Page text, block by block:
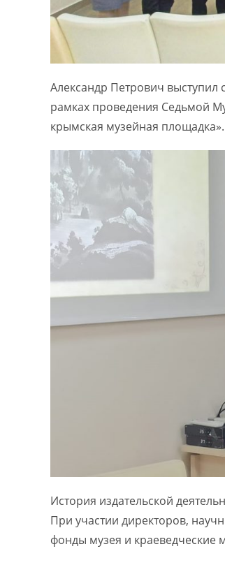
Александр Петрович выступил
рамках проведения Седьмой
крымская музейная площадка».
История издательской
При участии директоров,
фонды музея и краеведческие